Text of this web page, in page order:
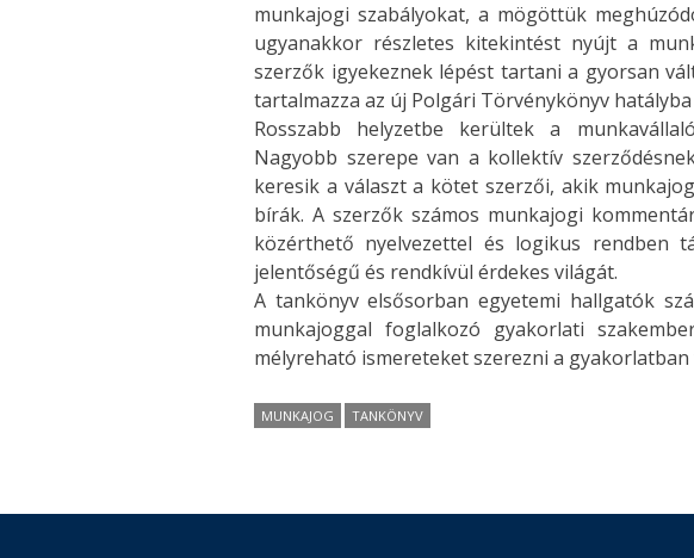
munkajogi szabályokat, a mögöttük
ugyanakkor részletes kitekintést nyújt a
szerzők igyekeznek lépést tartani a gyorsan
tartalmazza az új Polgári Törvénykönyv
Rosszabb helyzetbe kerültek a
Nagyobb szerepe van a kollektív
keresik a választ a kötet szerzői, akik
bírák. A szerzők számos munkajogi
közérthető nyelvezettel és logikus rendben
jelentőségű és rendkívül érdekes világát.
A tankönyv elsősorban egyetemi hallgatók
munkajoggal foglalkozó gyakorlati
mélyreható ismereteket szerezni a
MUNKAJOG TANKÖNYV